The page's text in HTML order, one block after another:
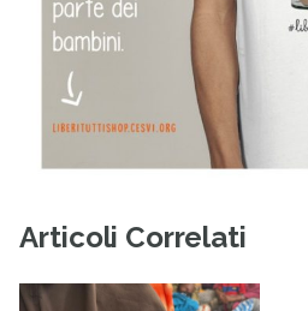
Articoli Correlati